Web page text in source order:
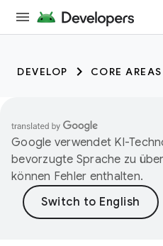
DEVELOP CORE AREAS
Google verwendet KI-
bevorzugte Sprache zu
können Fehler enthalten.